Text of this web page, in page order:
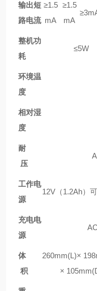
输出短
路电流
≥1.5
mA
≥1.5
mA
整机功
耗
≤5W
环境温
度
相对湿
度
耐
压
工作电
源
12V（1.2Ah）
充电电
源
体
积
260mm(L)×
×